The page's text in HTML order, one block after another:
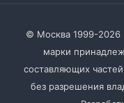
© Москва 1999-2026
марки
составляющих
без разрешения